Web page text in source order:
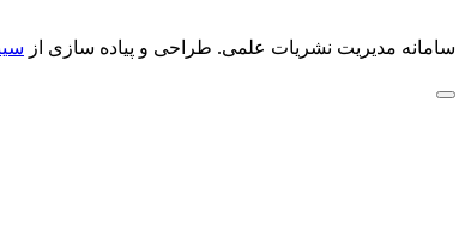
سامانه مدیریت نشریات علمی. طراحی و پیاده سازی از